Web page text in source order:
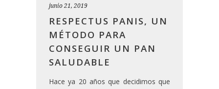
junio 21, 2019
RESPECTUS PANIS, UN
MÉTODO PARA
CONSEGUIR UN PAN
SALUDABLE
Hace ya 20 años que decidimos que